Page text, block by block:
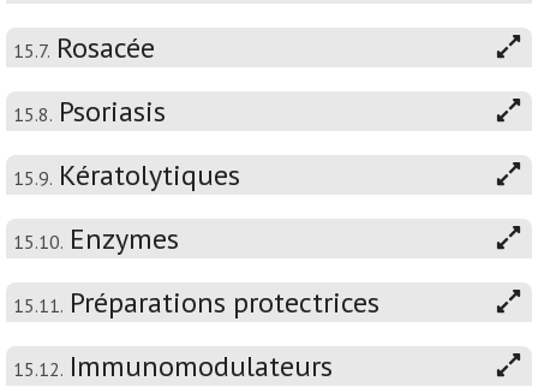
15.7. Rosacée
15.8. Psoriasis
15.9. Kératolytiques
15.10. Enzymes
15.11. Préparations protectrices
15.12. Immunomodulateurs